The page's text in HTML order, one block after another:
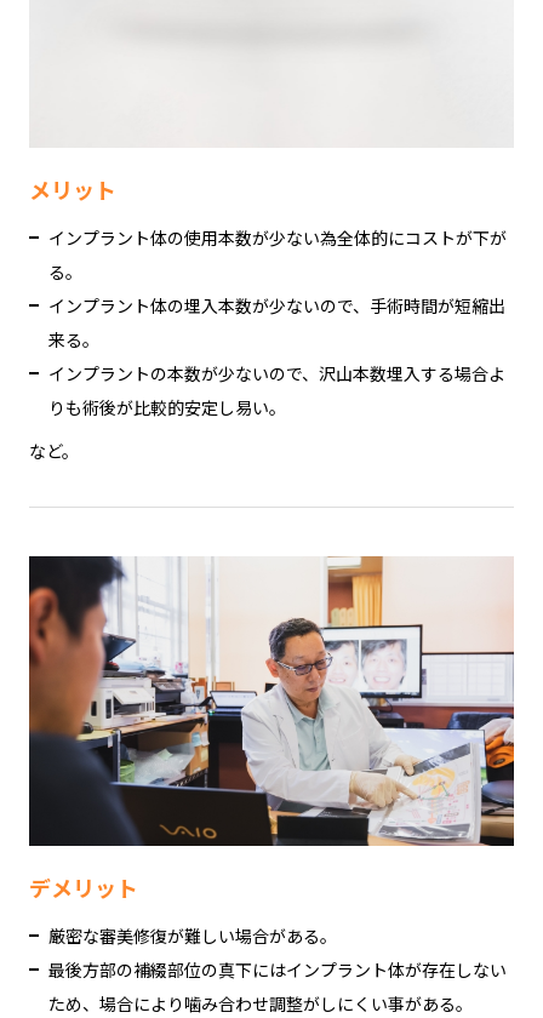
メリット
インプラント体の使用本数が少ない為全体的にコストが下が
る。
インプラント体の埋入本数が少ないので、手術時間が短縮出
来る。
インプラントの本数が少ないので、沢山本数埋入する場合よ
りも術後が比較的安定し易い。
など。
デメリット
厳密な審美修復が難しい場合がある。
最後方部の補綴部位の真下にはインプラント体が存在しない
ため、場合により噛み合わせ調整がしにくい事がある。